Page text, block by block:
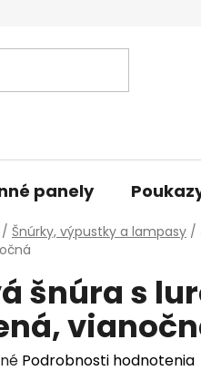
panely
/ Šnúrky, výpustky a lampasy /
šnúra s
Podrobnosti hodnotenia